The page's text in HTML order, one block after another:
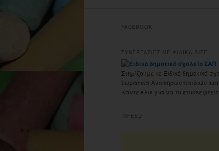
FACEBOOK
ΣΥΝΕΡΓΑΣΙΕΣ ΜΕ ΦΙΛΙΚΑ SITE
Στηρίζουμε το Ειδικό δημοτικό
Σωματικά Αναπήρων παιδιών
Κάντε κλικ για να το
INFEED